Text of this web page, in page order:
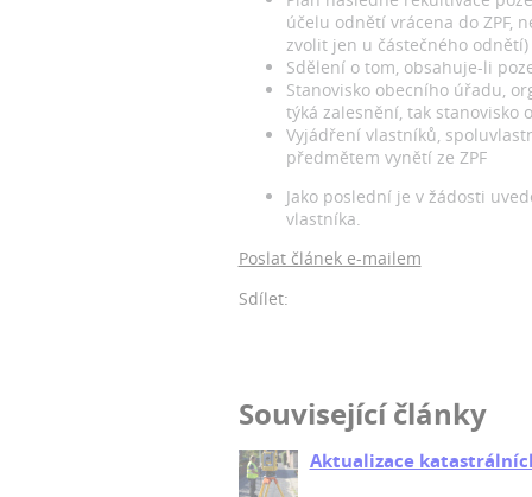
účelu odnětí vrácena do ZPF,
zvolit jen u částečného odnětí)
Sdělení o tom, obsahuje-li
Stanovisko obecního úřadu,
týká zalesnění, tak stanovisko
Vyjádření vlastníků,
předmětem vynětí ze ZPF
Jako poslední je v žádosti
vlastníka.
Poslat článek e-mailem
Sdílet:
Související články
Aktualizace